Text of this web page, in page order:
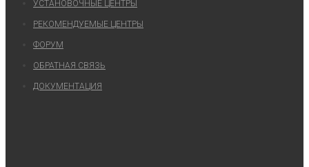
УСТАНОВОЧНЫЕ ЦЕНТРЫ
РЕКОМЕНДУЕМЫЕ ЦЕНТРЫ
ФОРУМ
ОБРАТНАЯ СВЯЗЬ
ДОКУМЕНТАЦИЯ